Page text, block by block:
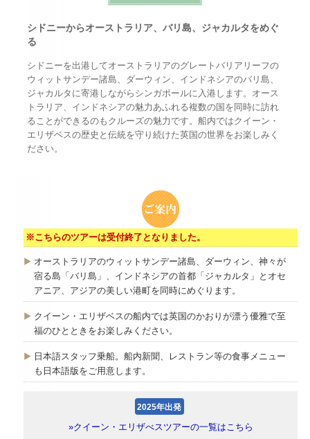
シドニーからオーストラリア、バリ島、ジャカルタをめぐ
る
シドニーを出港してオーストラリアのグレートバリアリーフの
ウィットサンデー諸島、ダーウィン、インドネシアのバリ島、
ジャカルタに寄港しながらシンガポールに入港します。オース
トラリア、インドネシアの魅力あふれる複数の国を同時に訪れ
ることができるのもクルーズの魅力です。船内ではクイーン・
エリザベスの歴史と伝統を守り続けた英国の世界をお楽しみく
ださい。
※こちらのツアーは受付終了となりました。
オーストラリアのウィットサンデー諸島、ダーウィン、神々が
宿る島「バリ島」、インドネシアの首都「ジャカルタ」とオセ
アニア、アジアの美しい港町を同時にめぐります。
クイーン・エリザベスの船内では英国のかおりが漂う優雅で至
福のひとときをお楽しみください。
日本語スタッフ乗船。船内新聞、レストラン等の食事メニュー
も日本語版をご用意します。
2025年出発
»クイーン・エリザべスツアーの一覧はこちら